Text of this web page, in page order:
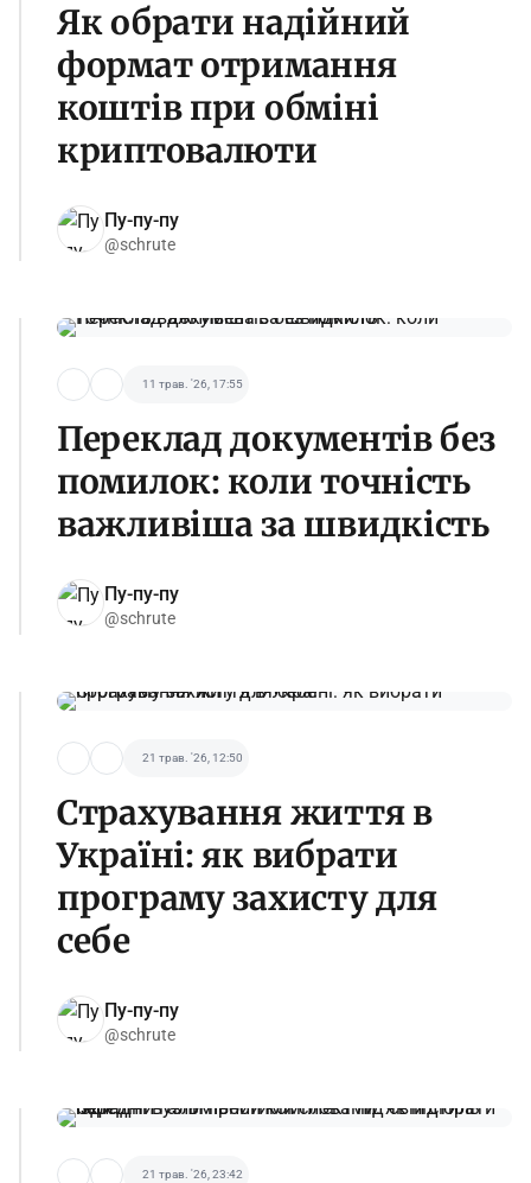
Як обрати надійний
формат отримання
коштів при обміні
криптовалюти
Пу-пу-пу
@schrute
11 трав. '26, 17:55
Переклад документів без
помилок: коли точність
важливіша за швидкість
Пу-пу-пу
@schrute
21 трав. '26, 12:50
Страхування життя в
Україні: як вибрати
програму захисту для
себе
Пу-пу-пу
@schrute
21 трав. '26, 23:42